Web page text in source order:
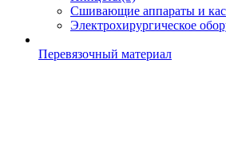
Сшивающие аппараты и
Электрохирургическое
Перевязочный материал